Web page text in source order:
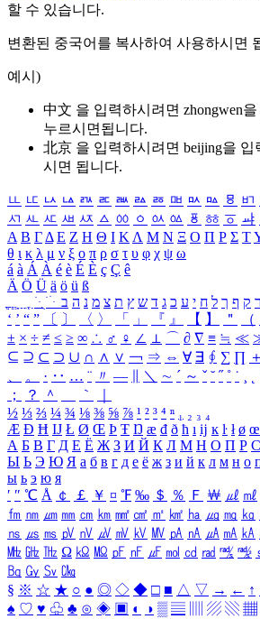
할 수 있습니다.
변환된 중국어를 복사하여 사용하시면
예시)
中文 을 입력하시려면 zhongwen을
누르시면됩니다.
北京 을 입력하시려면 beijing을 입
시면 됩니다.
ㅥ ㅦ ㅧ ㅨ ㅩ ㅪ ㅫ ㅬ ㅭ ㅮ ㅯ ㅰ ㅱ ㅲ
ㅺ ㅻ ㅼ ㅽ ㅾ ㅿ ㆀ ㆁ ㆂ ㆃ ㆄ ㆅ ㆆ ㆇ
Α Β ΓΔ Ε Ζ Η Θ Ι ΚΛ Μ Ν Ξ Ο Π Ρ Σ Τ
θ ι κ λ μ ν ξ ο π ρ σ τ υ φ χ ψ ω
á à Á À é è É È ç Ç ê
Ä Ö Ü ä ö ü ß
ִֶֹ ֻּ ׁׂ ר ק ף ך ל ח י ע כ ג ד ש ץ ת צ מ נ ה ב
‘ ’ “ ” 〔 〕 〈 〉 「 」 『 』 【 】 ＂ （
± × ÷ ≠ ≤ ≥ ∞ ∴ ♂ ♀ ∠ ⊥ ⌒ ∂ ∇ ≡ ≒ ≪
⊆ ⊇ ⊂ ⊃ ∪ ∩ ∧ ∨ ￢ ⇒ ⇔ ∀ ∃ ∮ ∑ ∏ ＋
、
。 · ‥ … ¨ 〃 ― ＼ ∼ ´ ～ ˇ ˘ ˝ ˚ ˙ ¸
；
？ ＾ ｀
½ ⅓ ⅔ ¼ ¾ ⅛ ⅜ ⅝ ⅞ ¹ ² ³ ⁴ ⁿ ₁ ₂ ₃ ₄
Æ Ð Ħ Ĳ Ł Ø Œ Þ Ŧ Ŋ æ đ ð ħ ı ĳ ĸ ŀ ł ø œ
А Б В Г Д Е Ё Ж З И Й К Л М Н О П Р С
Ы Ь Э Ю Я а б в г д е ё ж з и й к л м н о
ы ь э ю я
′ ″ ℃ Å ￠ ￡ ￥ ¤ ℉ ‰ ＄ ％ Ｆ ￦ ㎕ ㎖
㎙ ㎚ ㎛ ㎜ ㎝ ㎞ ㎟ ㎠ ㎡ ㎢ ㏊ ㎍ ㎎ ㎏
㎱ ㎲ ㎳ ㎴ ㎵ ㎶ ㎷ ㎸ ㎹ ㎀ ㎁ ㎂ ㎃ ㎄
㎒ ㎓ ㎔ Ω ㏀ ㏁ ㎊ ㎋ ㎌ ㏖ ㏅ ㎭ ㎮ ㎯
㏃ ㏉ ㏜ ㏆
§ ※ ☆ ★ ○ ● ◎ ◇ ◆ □ ■ △ ▽ → ← ↑
♠ ♡ ♥ ♧ ♣ ⊙ ◈ ▣ ◐ ◑ ▒ ▤ ▨ ▧ ▦